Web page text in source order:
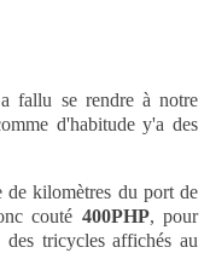
fallu se rendre à notre
d'habitude y'a des
de kilomètres du port de
couté 400PHP, pour
tricycles affichés au